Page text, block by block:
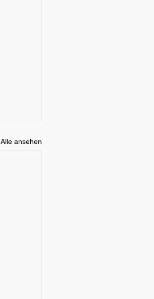
Alle ansehen